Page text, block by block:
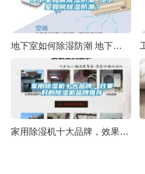
地下室如何除湿防潮 地下室如何除湿防潮？
家用除湿机十大品牌，效果好的除湿机品牌推荐